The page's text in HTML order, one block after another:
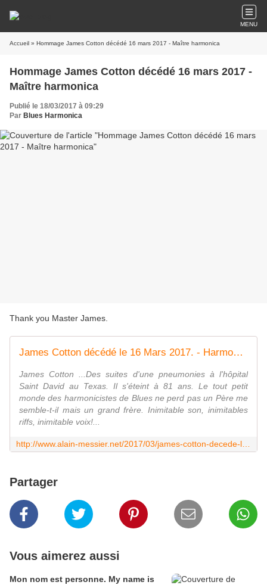
MENU
Accueil » Hommage James Cotton décédé 16 mars 2017 - Maître harmonica
Hommage James Cotton décédé 16 mars 2017 -
Maître harmonica
Publié le 18/03/2017 à 09:29
Par Blues Harmonica
Thank you Master James.
James Cotton décédé le 16 Mars 2017. - Harmonica Blues
James Cotton ...Des suites d'une pneumonies à l'hôpital
Saint David au Texas. Il s'éteint à 81 ans. Le tout petit
monde des harmonicistes de Blues ne perd pas un Père me
semble-t-il mais un grand frère. Inimitable son, inimitables
riffs, inimitable voix!...
Partager
Vous aimerez aussi
Mon nom est personne. My name is